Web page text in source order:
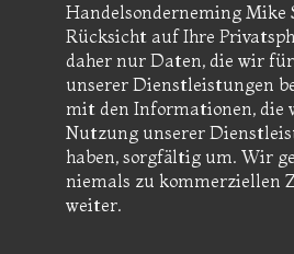
Handelsonderneming
Rücksicht auf Ihre
daher nur Daten, die wir
unserer Dienstleistungen
mit den Informationen, die
Nutzung unserer
haben, sorgfältig um. Wir
niemals zu kommerziellen
weiter.